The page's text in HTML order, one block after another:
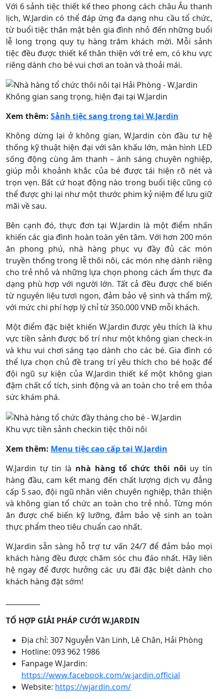
Với 6 sảnh tiệc thiết kế theo phong cách châu Âu thanh
lịch, W.Jardin có thể đáp ứng đa dạng nhu cầu tổ chức,
từ buổi tiệc thân mật bên gia đình nhỏ đến những buổi
lễ long trọng quy tụ hàng trăm khách mời. Mỗi sảnh
tiệc đều được thiết kế thân thiện với trẻ em, có khu vực
riêng dành cho bé vui chơi an toàn và thoải mái.
Không gian sang trọng, hiện đại tại W.Jardin
Xem thêm: Sảnh tiệc sang trọng tại W.Jardin
Không dừng lại ở không gian, W.Jardin còn đầu tư hệ
thống kỹ thuật hiện đại với sân khấu lớn, màn hình LED
sống động cùng âm thanh – ánh sáng chuyên nghiệp,
giúp mỗi khoảnh khắc của bé được tái hiện rõ nét và
trọn vẹn. Bất cứ hoạt động nào trong buổi tiệc cũng có
thể được ghi lại như một thước phim kỷ niệm để lưu giữ
mãi về sau.
Bên cạnh đó, thực đơn tại W.Jardin là một điểm nhấn
khiến các gia đình hoàn toàn yên tâm. Với hơn 200 món
ăn phong phú, nhà hàng phục vụ đầy đủ các món
truyền thống trong lễ thôi nôi, các món nhẹ dành riêng
cho trẻ nhỏ và những lựa chọn phong cách ẩm thực đa
dạng phù hợp với người lớn. Tất cả đều được chế biến
từ nguyên liệu tươi ngon, đảm bảo vệ sinh và thẩm mỹ,
với mức chi phí hợp lý chỉ từ 350.000 VNĐ mỗi khách.
Một điểm đặc biệt khiến W.Jardin được yêu thích là khu
vực tiền sảnh được bố trí như một không gian check-in
và khu vui chơi sáng tạo dành cho các bé. Gia đình có
thể lựa chọn chủ đề trang trí yêu thích cho bé hoặc để
đội ngũ sự kiện của W.Jardin thiết kế một không gian
đậm chất cổ tích, sinh động và an toàn cho trẻ em thỏa
sức khám phá.
Khu vực tiền sảnh checkin tiệc thôi nôi
Xem thêm: Menu tiệc cao cấp tại W.Jardin
W.Jardin tự tin là nhà hàng tổ chức thôi nôi uy tín
hàng đầu, cam kết mang đến chất lượng dịch vụ đẳng
cấp 5 sao, đội ngũ nhân viên chuyên nghiệp, thân thiện
và không gian tổ chức an toàn cho trẻ nhỏ. Từng món
ăn được chế biến kỹ lưỡng, đảm bảo vệ sinh an toàn
thực phẩm theo tiêu chuẩn cao nhất.
W.Jardin sẵn sàng hỗ trợ tư vấn 24/7 để đảm bảo mọi
khách hàng đều được chăm sóc chu đáo nhất. Hãy liên
hệ ngay để được hưởng các ưu đãi đặc biệt dành cho
khách hàng đặt sớm!
TỔ HỢP GIẢI PHÁP CƯỚI W.JARDIN
Địa chỉ: 307 Nguyễn Văn Linh, Lê Chân, Hải Phòng
Hotline: 093 962 1986
Fanpage W.Jardin:
https://www.facebook.com/w.jardin.official
Website: https://wjardin.com/